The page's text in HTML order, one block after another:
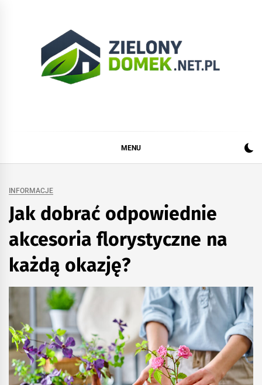
MENU
INFORMACJE
Jak dobrać odpowiednie
akcesoria florystyczne na
każdą okazję?